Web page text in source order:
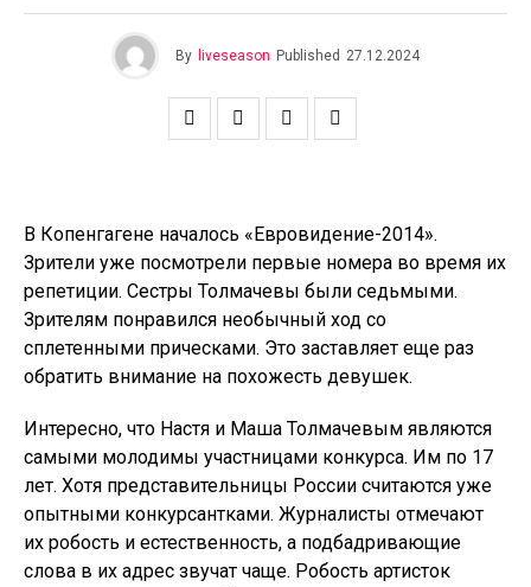
By liveseason Published 27.12.2024
В Копенгагене началось «Евровидение-2014».
Зрители уже посмотрели первые номера во время их
репетиции. Сестры Толмачевы были седьмыми.
Зрителям понравился необычный ход со
сплетенными прическами. Это заставляет еще раз
обратить внимание на похожесть девушек.
Интересно, что Настя и Маша Толмачевым являются
самыми молодимы участницами конкурса. Им по 17
лет. Хотя представительницы России считаются уже
опытными конкурсантками. Журналисты отмечают
их робость и естественность, а подбадривающие
слова в их адрес звучат чаще. Робость артисток